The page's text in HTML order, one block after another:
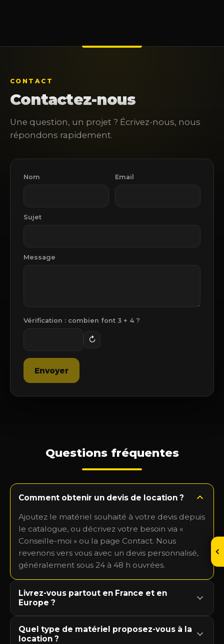
CONTACT
Contactez-nous
Une question, un projet ? Écrivez-nous, nous
répondons rapidement.
Nom Email
Sujet
Message
Vérification : combien font 3 + 4?
↻
Envoyer
Questions fréquentes
Comment obtenir un devis de location ?
Ajoutez le matériel souhaité à votre devis depuis
le catalogue, ou décrivez votre besoin via «
Conseille-moi » ou la page Contact. Nous
revenons vers vous avec un devis personnalisé,
généralement sous 24 à 48 h ouvrées.
Livrez-vous partout en France et en
Europe ?
Quel type de matériel proposez-vous à la
location ?